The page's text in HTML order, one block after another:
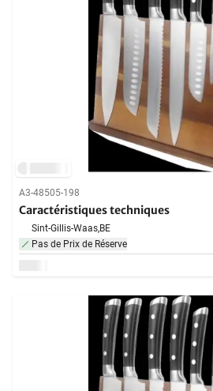
A3-48505-198
Caractéristiques techniques
Sint-Gillis-Waas,BE
Pas de Prix de Réserve